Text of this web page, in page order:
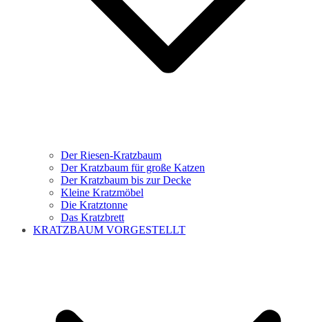
Der Riesen-Kratzbaum
Der Kratzbaum für große Katzen
Der Kratzbaum bis zur Decke
Kleine Kratzmöbel
Die Kratztonne
Das Kratzbrett
KRATZBAUM VORGESTELLT